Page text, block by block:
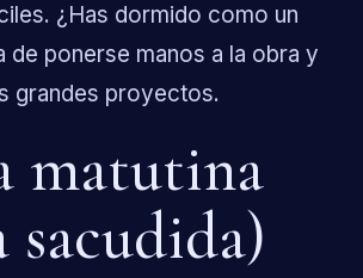
¿Has dormido como un
de ponerse manos a la obra y
grandes proyectos.
matutina
sacudida)